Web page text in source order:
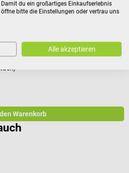
Polster
von 5 von 5 Sternen
Warenkorb
du ein großartiges Einkaufserlebnis
bitte die Einstellungen oder vertrau uns
Alle akzeptieren